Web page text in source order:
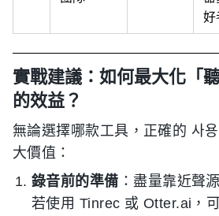
好
實戰建議：如何最大化「
的效益？
無論選擇哪款工具，正確的 사
大價值：
錄音前的準備 ：盡量靠近聲
若使用 Tinrec 或 Otter.ai，